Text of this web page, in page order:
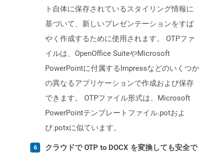
ト自体に保存されているスタイリング情報に
基づいて、新しいプレゼンテーションをすば
やく作成するために使用されます。 OTPファ
イルは、OpenOffice SuiteやMicrosoft
PowerPointに付属するImpressなどのいくつか
の異なるアプリケーションで作成および保存
できます。 OTPファイル形式は、Microsoft
PowerPointテンプレートファイル.potおよ
び.potxに似ています。
クラウドで OTP to DOCX を変換しても安全で